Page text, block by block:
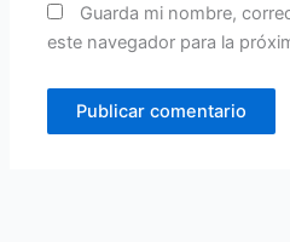
Guarda mi nombre,
este navegador para la